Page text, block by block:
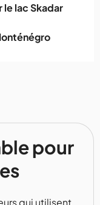
le lac Skadar
pour